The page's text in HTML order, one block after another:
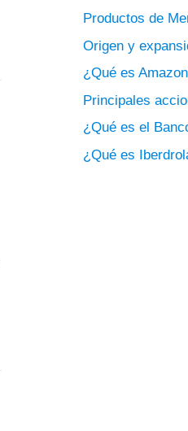
Productos de
Origen y
¿Qué es
Principales
¿Qué es el
¿Qué es